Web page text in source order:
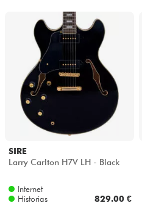
SIRE
Larry Carlton H7V LH - Black
Internet
Historias
829.00 €